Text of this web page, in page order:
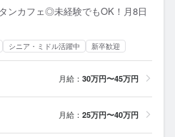
ンカフェ◎未経験でもOK！月8日
シニア・ミドル活躍中 新卒歓迎
月給： 30万円〜45万円
月給： 25万円〜40万円